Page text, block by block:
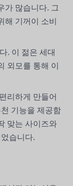
가 많습니다. 그
해 기꺼이 소비
. 이 젊은 세대
외모를 통해 이
리하게 만들어
기능을 제공함
맞는 사이즈와
습니다.